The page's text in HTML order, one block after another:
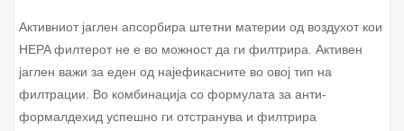
Активниот јаглен апсорбира штетни материи од воздухот кои
HEPA филтерот не е во можност да ги филтрира. Aктивен
јаглен важи за еден од најефикасните во овој тип на
филтрации. Во комбинација со формулата за анти-
формалдехид успешно ги отстранува и филтрира